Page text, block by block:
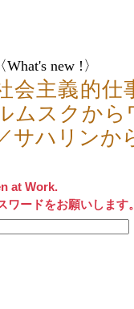
〈What's new !〉
会主義的仕
ムスクから
サハリンか
at Work.
ワードをお願いします。